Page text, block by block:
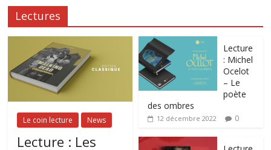
Lectures
Le coin lecture News
Lecture : Les
Lecture
: Michel
Ocelot
– Le
poète
des ombres
12 décembre 2022 0